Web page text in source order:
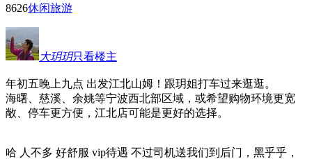
8626休闲旅游
大玥玥只看楼主
年初五晚上九点 出发江北山姆！跟玥姐打车过来逛逛。
海曙、慈溪、余姚等宁波西北部区域，或希望购物环境更宽
敞、停车更方便，江北店可能是更好的选择。
哈 人不多 好舒服 vip待遇 不过司机送我们到后门，黑乎乎，